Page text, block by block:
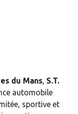
du Mans, S.T.
automobile
sportive et